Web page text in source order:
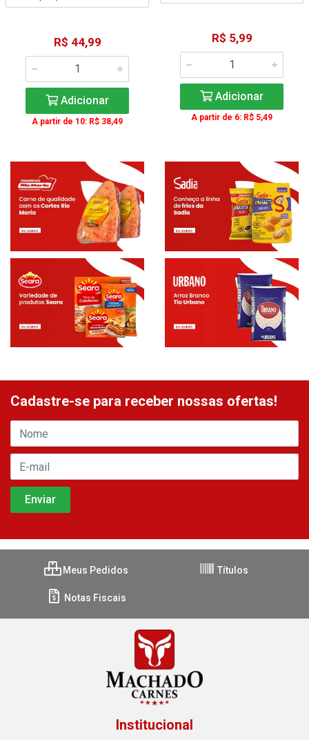
R$ 44,99
Adicionar
A partir de 10: R$ 38,49
R$ 5,99
Adicionar
A partir de 6: R$ 5,49
Cadastre-se para receber nossas ofertas!
Meus Pedidos Títulos
Notas Fiscais
Institucional